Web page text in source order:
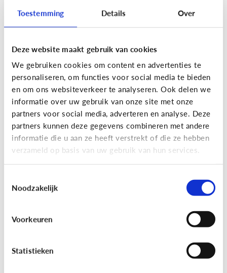
Toestemming Details Over
Deze website maakt gebruik van cookies
We gebruiken cookies om content en advertenties te
personaliseren, om functies voor social media te bieden
en om ons websiteverkeer te analyseren. Ook delen we
informatie over uw gebruik van onze site met onze
partners voor social media, adverteren en analyse. Deze
partners kunnen deze gegevens combineren met andere
informatie die u aan ze heeft verstrekt of die ze hebben
verzameld op basis van uw gebruik van hun services.
Noodzakelijk
Voorkeuren
Statistieken
Privacy
Moet ik aan mijn kind uitleggen
wat 'recht op afbeelding' is?
Staat jou kind stil bij het maken en verspreiden
van foto’s en filmpjes waar anderen op staan? Of
deelt jouw kind zomaar alles van iedereen op
Facebook of Snapchat?
Privacy
op afbeelding’ is